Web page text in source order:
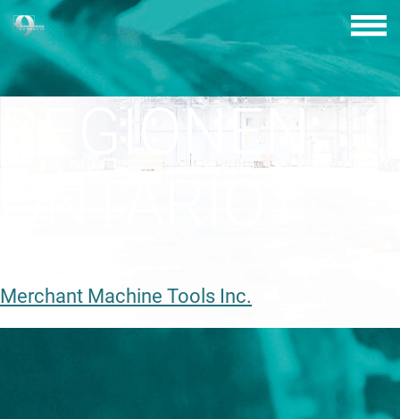
Skip
to
content
REGIONEN:
Merchant Machine Tools Inc.